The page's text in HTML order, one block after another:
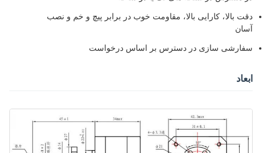
دقت بالا، کارایی بالا، مقاومت خوب در برابر پیچ و خم و نصب
آسان
سفارشی سازی در دسترس بر اساس درخواست
ابعاد